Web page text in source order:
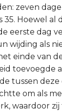
zeven
35. Hoewel al
eerste dag
wijding als
einde van
toevoegde
tussen
om als
waardoor